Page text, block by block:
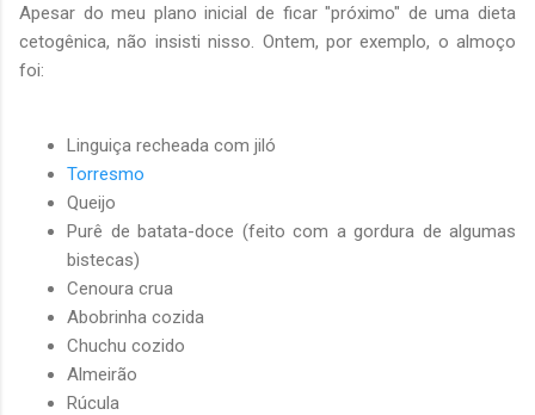
Apesar do meu plano inicial de ficar "próximo" de uma dieta
cetogênica, não insisti nisso. Ontem, por exemplo, o almoço
foi:
Linguiça recheada com jiló
Torresmo
Queijo
Purê de batata-doce (feito com a gordura de algumas
bistecas)
Cenoura crua
Abobrinha cozida
Chuchu cozido
Almeirão
Rúcula